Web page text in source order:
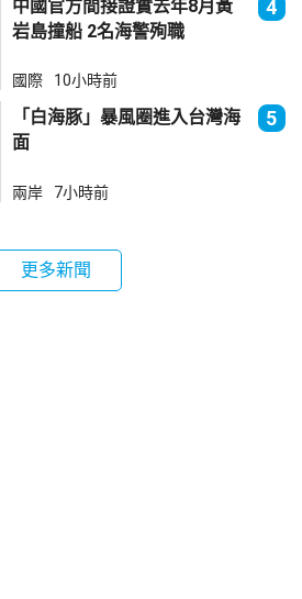
中國官方間接證實去年8月黃
岩島撞船 2名海警殉職
4
國際 10小時前
「白海豚」暴風圈進入台灣海
面
5
兩岸 7小時前
更多新聞